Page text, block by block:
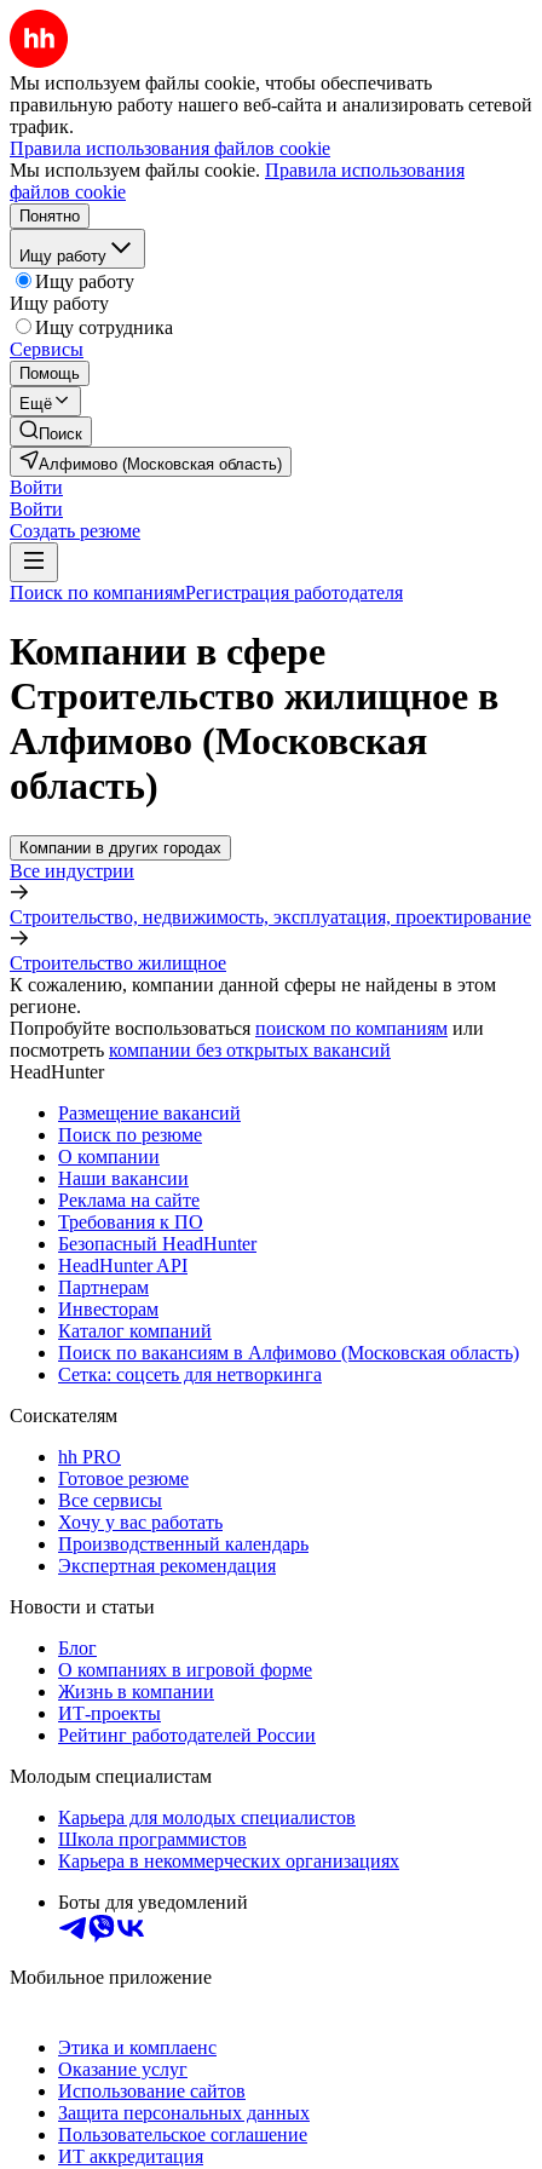
Мы используем файлы cookie, чтобы обеспечивать
правильную работу нашего веб-сайта и анализировать сетевой
трафик.
Правила использования файлов cookie
Мы используем файлы cookie. Правила использования
файлов cookie
Понятно
Ищу работу
Ищу работу
Ищу работу
Ищу сотрудника
Сервисы
Помощь
Ещё
Поиск
Алфимово (Московская область)
Войти
Войти
Создать резюме
Поиск по компаниямРегистрация работодателя
Компании в сфере
Строительство жилищное в
Алфимово (Московская
область)
Компании в других городах
Все индустрии
Строительство, недвижимость, эксплуатация, проектирование
Строительство жилищное
К сожалению, компании данной сферы не найдены в этом
регионе.
Попробуйте воспользоваться поиском по компаниям или
посмотреть компании без открытых вакансий
HeadHunter
Размещение вакансий
Поиск по резюме
О компании
Наши вакансии
Реклама на сайте
Требования к ПО
Безопасный HeadHunter
HeadHunter API
Партнерам
Инвесторам
Каталог компаний
Поиск по вакансиям в Алфимово (Московская область)
Сетка: соцсеть для нетворкинга
Соискателям
hh PRO
Готовое резюме
Все сервисы
Хочу у вас работать
Производственный календарь
Экспертная рекомендация
Новости и статьи
Блог
О компаниях в игровой форме
Жизнь в компании
ИТ-проекты
Рейтинг работодателей России
Молодым специалистам
Карьера для молодых специалистов
Школа программистов
Карьера в некоммерческих организациях
Боты для уведомлений
Мобильное приложение
Этика и комплаенс
Оказание услуг
Использование сайтов
Защита персональных данных
Пользовательское соглашение
ИТ аккредитация